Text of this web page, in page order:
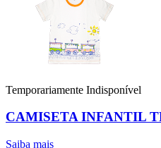
Temporariamente Indisponível
CAMISETA INFANTIL
Saiba mais